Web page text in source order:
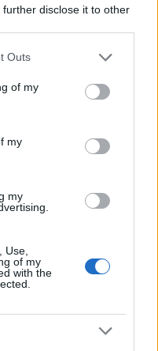
further disclose it to other
one or more Google
You may click to
its third-party tags to
in below Google
Outs
of my
my
my
Use,
of my
with the